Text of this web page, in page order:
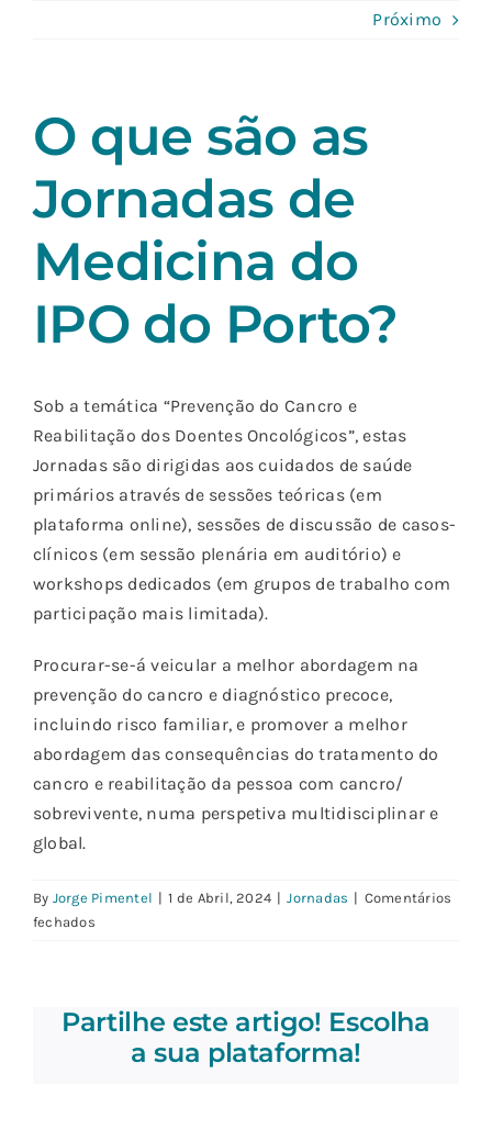
Próximo
O que são as
Jornadas de
Medicina do
IPO do Porto?
Sob a temática “Prevenção do Cancro e
Reabilitação dos Doentes Oncológicos”, estas
Jornadas são dirigidas aos cuidados de saúde
primários através de sessões teóricas (em
plataforma online), sessões de discussão de casos-
clínicos (em sessão plenária em auditório) e
workshops dedicados (em grupos de trabalho com
participação mais limitada).
Procurar-se-á veicular a melhor abordagem na
prevenção do cancro e diagnóstico precoce,
incluindo risco familiar, e promover a melhor
abordagem das consequências do tratamento do
cancro e reabilitação da pessoa com cancro/
sobrevivente, numa perspetiva multidisciplinar e
global.
By Jorge Pimentel | 1 de Abril, 2024 | Jornadas | Comentários
fechadosem
as
Partilhe este artigo! Escolha
a sua plataforma!